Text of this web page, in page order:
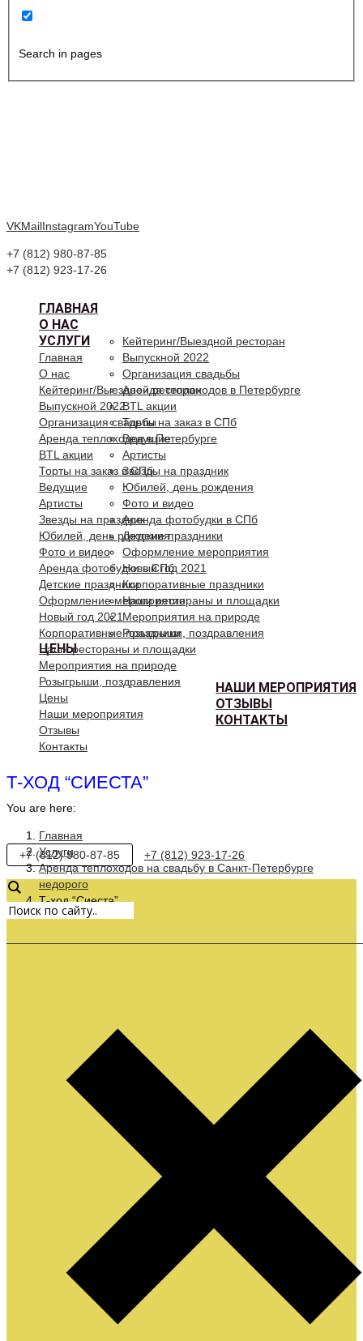
Search in pages
VKMailInstagramYouTube
+7 (812) 980-87-85
+7 (812) 923-17-26
ГЛАВНАЯ
О НАС
УСЛУГИ
Кейтеринг/Выездной ресторан
Выпускной 2022
Организация свадьбы
Аренда теплоходов в Петербурге
BTL акции
Торты на заказ в СПб
Ведущие
Артисты
Звезды на праздник
Юбилей, день рождения
Фото и видео
Аренда фотобудки в СПб
Детские праздники
Оформление мероприятия
Новый год 2021
Корпоративные праздники
Наши рестораны и площадки
Мероприятия на природе
Розыгрыши, поздравления
ЦЕНЫ
НАШИ МЕРОПРИЯТИЯ
ОТЗЫВЫ
КОНТАКТЫ
Главная
О нас
Кейтеринг/Выездной ресторан
Выпускной 2022
Организация свадьбы
Аренда теплоходов в Петербурге
BTL акции
Торты на заказ в СПб
Ведущие
Артисты
Звезды на праздник
Юбилей, день рождения
Фото и видео
Аренда фотобудки в СПб
Детские праздники
Оформление мероприятия
Новый год 2021
Корпоративные праздники
Наши рестораны и площадки
Мероприятия на природе
Розыгрыши, поздравления
Цены
Наши мероприятия
Отзывы
Контакты
Т-ХОД “СИЕСТА”
You are here:
Главная
Услуги
Аренда теплоходов на свадьбу в Санкт-Петербурге
недорого
Т-ход “Сиеста”
+7 (812) 980-87-85 +7 (812) 923-17-26